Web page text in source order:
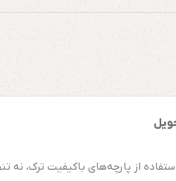
از پارچه‌های باکیفیت ترک، نه